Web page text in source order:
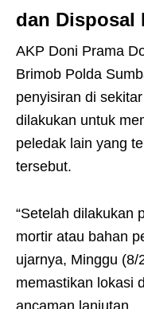
dan Disposal
AKP Doni Prama
Brimob Polda
penyisiran di
dilakukan untuk
peledak lain yang
tersebut.
“Setelah dilakukan
mortir atau bahan
ujarnya, Minggu (8/
memastikan lokasi